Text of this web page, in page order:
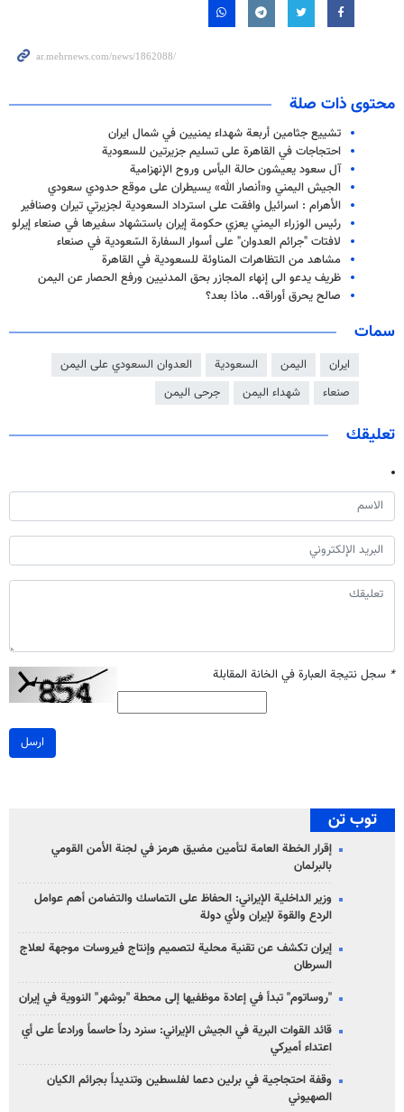
محتوى ذات صلة
تشييع جثامين أربعة شهداء يمنيين في شمال ايران
احتجاجات في القاهرة على تسليم جزيرتين للسعودية
آل سعود يعيشون حالة اليأس وروح الإنهزامية
الجيش اليمني و«أنصار الله» يسيطران على موقع حدودي سعودي
الأهرام : اسرائيل وافقت على استرداد السعودية لجزيرتي تيران وصنافير
رئيس الوزراء اليمني يعزي حكومة إيران باستشهاد سفيرها في صنعاء إيرلو
لافتات "جرائم العدوان" على أسوار السفارة السّعودية في صنعاء
مشاهد من التظاهرات المناوئة للسعودية في القاهرة
ظريف يدعو الى إنهاء المجازر بحق المدنيين ورفع الحصار عن اليمن
صالح يحرق أوراقه.. ماذا بعد؟
سمات
ايران اليمن السعودية
العدوان السعودي على اليمن
صنعاء
شهداء اليمن جرحى اليمن
تعليقك
* سجل نتيجة العبارة في الخانة المقابلة
ارسل
توب تن
إقرار الخطة العامة لتأمين مضيق هرمز في لجنة الأمن القومي
بالبرلمان
وزير الداخلية الإيراني: الحفاظ على التماسك والتضامن أهم عوامل
الردع والقوة لإيران ولأي دولة
إيران تكشف عن تقنية محلية لتصميم وإنتاج فيروسات موجهة لعلاج
السرطان
"روساتوم" تبدأ في إعادة موظفيها إلى محطة "بوشهر" النووية في إيران
قائد القوات البرية في الجيش الإيراني: سنرد رداً حاسماً ورادعاً على أي
اعتداء أميركي
وقفة احتجاجية في برلين دعما لفلسطين وتنديداً بجرائم الكيان
الصهیوني